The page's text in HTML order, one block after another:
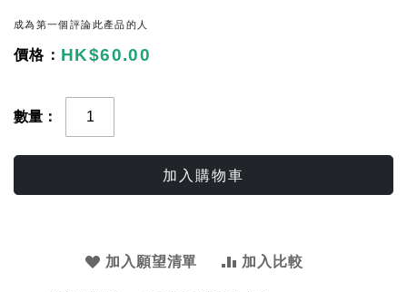
成為第一個評論此產品的人
HK$60.00
數量
加入購物車
加入願望清單 加入比較
of
the